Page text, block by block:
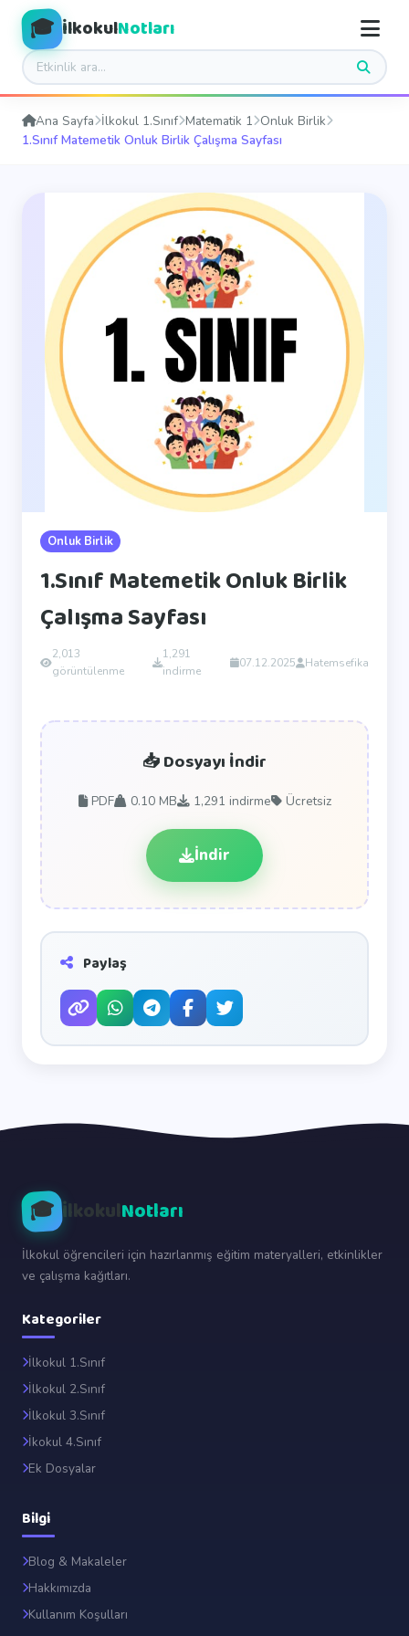
🎓 İlkokulNotları
Ana Sayfa İlkokul 1.Sınıf Matematik 1 Onluk Birlik
1.Sınıf Matemetik Onluk Birlik Çalışma Sayfası
Onluk Birlik
1.Sınıf Matemetik Onluk Birlik
Çalışma Sayfası
2,013
görüntülenme
1,291
indirme
07.12.2025 Hatemsefika
📥 Dosyayı İndir
PDF 0.10 MB 1,291 indirme Ücretsiz
İndir
Paylaş
🎓 İlkokulNotları
İlkokul öğrencileri için hazırlanmış eğitim materyalleri, etkinlikler
ve çalışma kağıtları.
Kategoriler
İlkokul 1.Sınıf
İlkokul 2.Sınıf
İlkokul 3.Sınıf
İkokul 4.Sınıf
Ek Dosyalar
Bilgi
Blog & Makaleler
Hakkımızda
Kullanım Koşulları